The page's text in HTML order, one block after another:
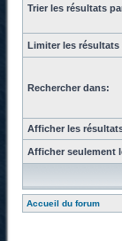
Trier les résultats
Limiter les résultats
Rechercher dans:
Afficher les
Afficher seulement
Accueil du forum